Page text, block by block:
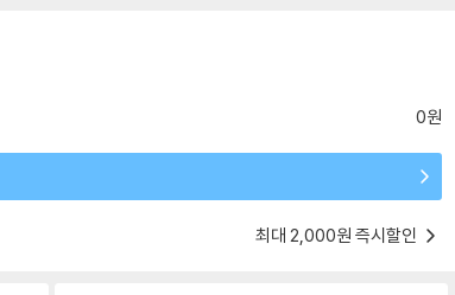
0원
최대 2,000원 즉시할인